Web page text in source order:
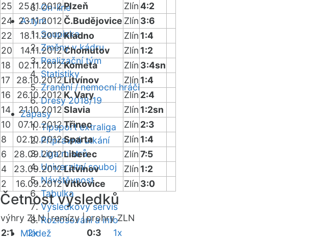
On-line
A-tým
Soupiska
Změny v kádru
Realizační tým
Statistiky
Zranění / nemocní hráči
Dresy 2018/19
Zápasy
Tipsport extraliga
Přípravná utkání
Liga mistrů
Univerzitní souboj
Návštěvnost
Tabulka
Výsledkový servis
Rozlosování a info
Mládež
25
25.11.2012Plzeň Zlín4:2
24
23.11.2012 Č.Budějovice Zlín 3:6
22
18.11.2012Kladno Zlín 1:4
20
14.11.2012 Chomutov Zlín 1:2
18
02.11.2012Kometa Zlín 3:4sn
17
28.10.2012Litvínov Zlín 1:4
16
26.10.2012 K. Vary Zlín 2:4
14
21.10.2012Slavia Zlín 1:2sn
10
07.10.2012Třinec Zlín 2:3
8
02.10.2012Sparta Zlín 1:4
6
28.09.2012Liberec Zlín7:5
4
23.09.2012Litvínov Zlín 1:2
2
16.09.2012Vítkovice Zlín 3:0
Četnost výsledků
výhry ZLN |remízy |prohry ZLN
2:1
2x
0:3
1x